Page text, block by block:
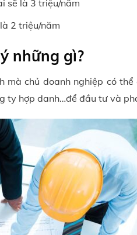
sẽ là 3 triệu/năm
2 triệu/năm
những gì?
chủ doanh nghiệp có
ty hợp danh…để đầu tư và